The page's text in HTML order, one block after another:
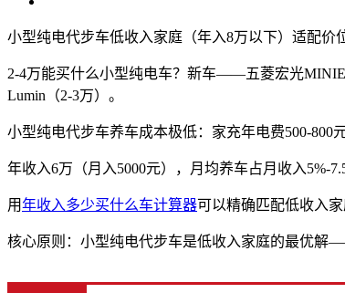
小型纯电代步车低收入家庭（年入8万以下）适配价
2-4万能买什么小型纯电车？新车——五菱宏光
Lumin（2-3万）。
小型纯电代步车养车成本极低：家充年电费500-800
年收入6万（月入5000元），月均养车占月收入
用年收入多少买什么车计算器可以精确匹配低收入家
核心原则：小型纯电代步车是低收入家庭的最优解